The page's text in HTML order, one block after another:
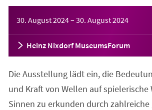
30. August 2024– 30. August 2024
Heinz Nixdorf MuseumsForum
Die Ausstellung lädt ein, die
und Kraft von Wellen auf spielerische
Sinnen zu erkunden durch